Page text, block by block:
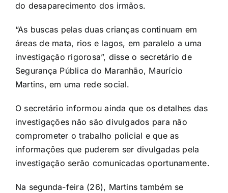
do desaparecimento dos irmãos.
“As buscas pelas duas crianças continuam em
áreas de mata, rios e lagos, em paralelo a uma
investigação rigorosa”, disse o secretário de
Segurança Pública do Maranhão, Maurício
Martins, em uma rede social.
O secretário informou ainda que os detalhes das
investigações não são divulgados para não
comprometer o trabalho policial e que as
informações que puderem ser divulgadas pela
investigação serão comunicadas oportunamente.
Na segunda-feira (26), Martins também se